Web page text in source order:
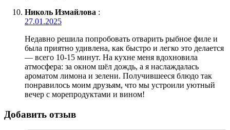
Николь Измайлова :
27.01.2025
Недавно решила попробовать отварить рыбное филе и
была приятно удивлена, как быстро и легко это делается
— всего 10-15 минут. На кухне меня вдохновила
атмосфера: за окном шёл дождь, а я наслаждалась
ароматом лимона и зелени. Получившееся блюдо так
понравилось моим друзьям, что мы устроили уютный
вечер с морепродуктами и вином!
Добавить отзыв